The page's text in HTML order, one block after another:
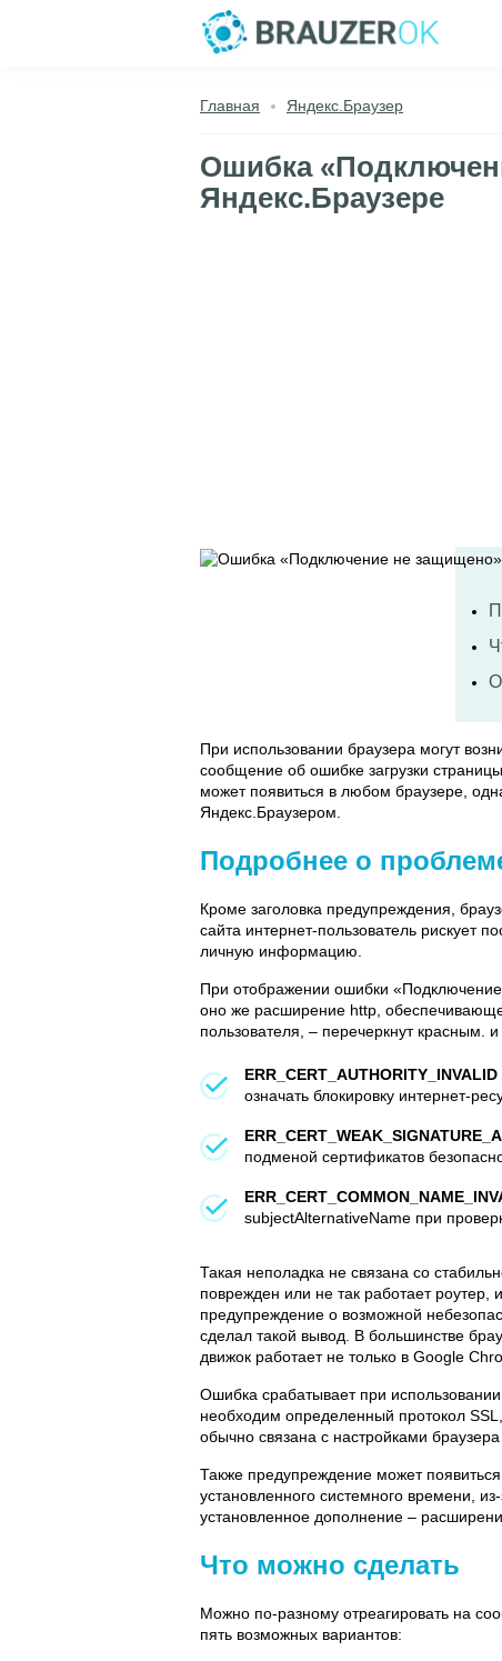
Главная Яндекс.Браузер
Ошибка
Яндекс.Браузере
При использовании браузера могут
сообщение об ошибке загрузки
может появиться в любом браузере,
Яндекс.Браузером.
Подробнее о
Кроме заголовка предупреждения,
сайта интернет-пользователь рискует
личную информацию.
При отображении ошибки
оно же расширение http,
пользователя, – перечеркнут красным.
ERR_CERT_AUTHORITY_INVALID
означать блокировку интернет-
подменой сертификатов
subjectAlternativeName при
Такая неполадка не связана со
поврежден или не так работает роутер,
предупреждение о возможной
сделал такой вывод. В большинстве
движок работает не только в Google
Ошибка срабатывает при
необходим определенный протокол
обычно связана с настройками
Также предупреждение может
установленного системного времени,
установленное дополнение –
Что можно сделать
Можно по-разному отреагировать на
пять возможных вариантов: